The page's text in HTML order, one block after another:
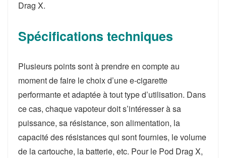
Drag X.
Spécifications techniques
Plusieurs points sont à prendre en compte au
moment de faire le choix d’une e-cigarette
performante et adaptée à tout type d’utilisation. Dans
ce cas, chaque vapoteur doit s’intéresser à sa
puissance, sa résistance, son alimentation, la
capacité des résistances qui sont fournies, le volume
de la cartouche, la batterie, etc. Pour le Pod Drag X,